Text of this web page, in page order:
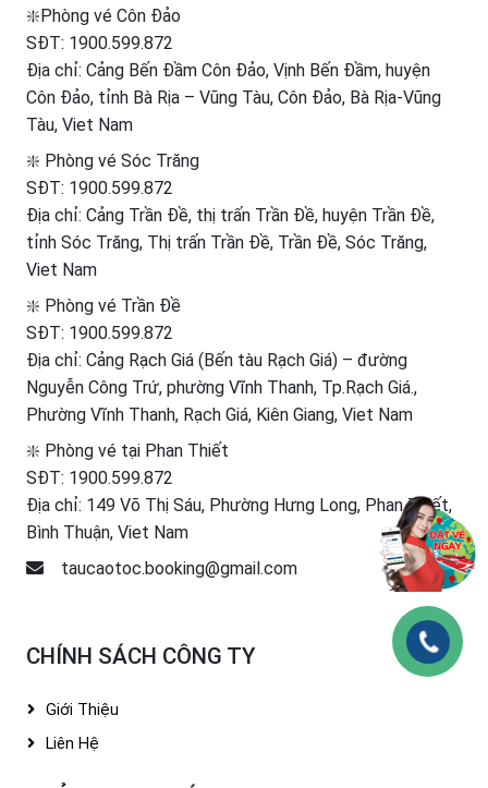
❇️Phòng vé Côn Đảo
SĐT: 1900.599.872
Địa chỉ: Cảng Bến Đầm Côn Đảo, Vịnh Bến Đầm, huyện
Côn Đảo, tỉnh Bà Rịa – Vũng Tàu, Côn Đảo, Bà Rịa-Vũng
Tàu, Viet Nam
❇️ Phòng vé Sóc Trăng
SĐT: 1900.599.872
Địa chỉ: Cảng Trần Đề, thị trấn Trần Đề, huyện Trần Đề,
tỉnh Sóc Trăng, Thị trấn Trần Đề, Trần Đề, Sóc Trăng,
Viet Nam
❇️ Phòng vé Trần Đề
SĐT: 1900.599.872
Địa chỉ: Cảng Rạch Giá (Bến tàu Rạch Giá) – đường
Nguyễn Công Trứ, phường Vĩnh Thanh, Tp.Rạch Giá.,
Phường Vĩnh Thanh, Rạch Giá, Kiên Giang, Viet Nam
❇️ Phòng vé tại Phan Thiết
SĐT: 1900.599.872
Địa chỉ: 149 Võ Thị Sáu, Phường Hưng Long, Phan Thiết,
Bình Thuận, Viet Nam
taucaotoc.booking@gmail.com
CHÍNH SÁCH CÔNG TY
Giới Thiệu
Liên Hệ